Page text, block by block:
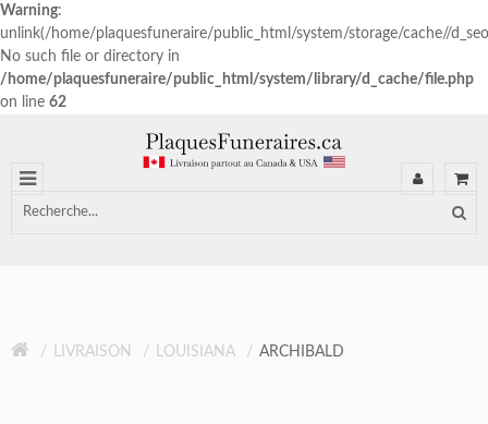
Warning:
unlink(/home/plaquesfuneraire/public_html/system/storage/cache//
No such file or directory in
/home/plaquesfuneraire/public_html/system/library/d_cache/file.php
on line 62
LIVRAISON LOUISIANA ARCHIBALD